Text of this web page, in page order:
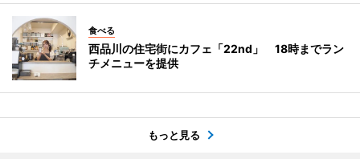
食べる
西品川の住宅街にカフェ「22nd」 18時までラン
チメニューを提供
もっと見る